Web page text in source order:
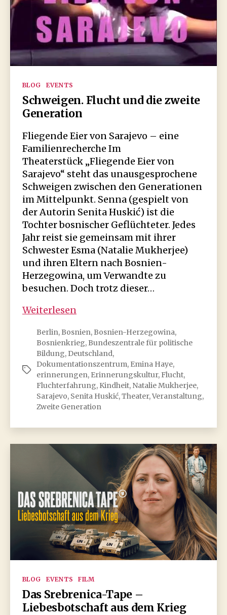
Kategorien
BLOG EVENTS
Schweigen. Flucht und die zweite
Generation
Fliegende Eier von Sarajevo – eine
Familienrecherche Im
Theaterstück „Fliegende Eier von
Sarajevo“ steht das unausgesprochene
Schweigen zwischen den Generationen
im Mittelpunkt. Senna (gespielt von
der Autorin Senita Huskić) ist die
Tochter bosnischer Geflüchteter. Jedes
Jahr reist sie gemeinsam mit ihrer
Schwester Еsma (Natalie Mukherjee)
und ihren Eltern nach Bosnien-
Herzegowina, um Verwandte zu
besuchen. Doch trotz dieser…
Weiterlesen
und
die
zweite
Generation
Schlagwörter
Berlin, Bosnien, Bosnien-Herzegowina,
Bosnienkrieg, Bundeszentrale für politische
Bildung, Deutschland,
Dokumentationszentrum, Emina Haye,
erinnerungen, Erinnerungskultur, Flucht,
Fluchterfahrung, Kindheit, Natalie Mukherjee,
Sarajevo, Senita Huskić,Theater,Veranstaltung,
Zweite Generation
Kategorien
BLOG EVENTS FILM
Das Srebrenica-Tape –
Liebesbotschaft aus dem Krieg